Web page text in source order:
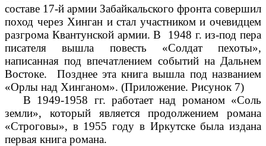
составе 17-й армии Забайкальского фронта совершил
поход через Хинган и стал участником и очевидцем
разгрома Квантунской армии. В 1948 г. из-под пера
писателя вышла повесть «Солдат пехоты»,
написанная под впечатлением событий на Дальнем
Востоке. Позднее эта книга вышла под названием
«Орлы над Хинганом». (Приложение. Рисунок 7)
В 1949-1958 гг. работает над романом «Соль
земли», который является продолжением романа
«Строговы», в 1955 году в Иркутске была издана
первая книга романа.